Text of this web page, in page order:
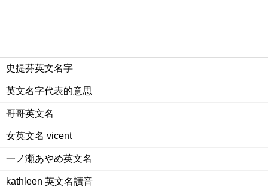
史提芬英文名字
英文名字代表的意思
哥哥英文名
女英文名 vicent
一ノ瀬あやめ英文名
kathleen 英文名讀音